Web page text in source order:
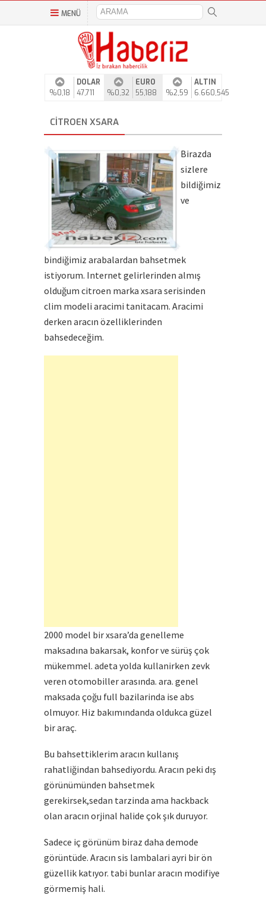
MENÜ
%0,18
DOLAR
47,711
%0,32
EURO
55,188
%2,59
ALTIN
6.660,545
CITROEN XSARA
Birazda
sizlere
bildiğimiz
ve
bindiğimiz arabalardan bahsetmek
istiyorum. Internet gelirlerinden almış
olduğum citroen marka xsara serisinden
clim modeli aracimi tanitacam. Aracimi
derken aracın özelliklerinden
bahsedeceğim.
2000 model bir xsara’da genelleme
maksadına bakarsak, konfor ve sürüş çok
mükemmel. adeta yolda kullanirken zevk
veren otomobiller arasında. ara. genel
maksada çoğu full bazilarinda ise abs
olmuyor. Hiz bakımındanda oldukca güzel
bir araç.
Bu bahsettiklerim aracın kullanış
rahatliğindan bahsediyordu. Aracın peki dış
görünümünden bahsetmek
gerekirsek,sedan tarzinda ama hackback
olan aracın orjinal halide çok şık duruyor.
Sadece iç görünüm biraz daha demode
görüntüde. Aracın sis lambalari ayri bir ön
güzellik katıyor. tabi bunlar aracın modifiye
görmemiş hali.